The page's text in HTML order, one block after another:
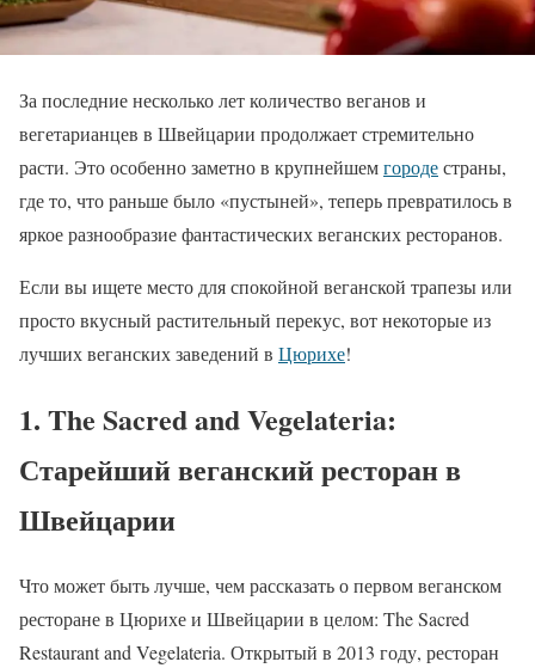
За последние несколько лет количество веганов и
вегетарианцев в Швейцарии продолжает стремительно
расти. Это особенно заметно в крупнейшемгородестраны,
где то, что раньше было «пустыней», теперь превратилось в
яркое разнообразие фантастических веганских ресторанов.
Если вы ищете место для спокойной веганской трапезы или
просто вкусный растительный перекус, вот некоторые из
лучших веганских заведений в Цюрихе!
1. The Sacred and Vegelateria:
Старейший веганский ресторан в
Швейцарии
Что может быть лучше, чем рассказать о первом веганском
ресторане в Цюрихе и Швейцарии в целом: The Sacred
Restaurant and Vegelateria. Открытый в 2013 году, ресторан